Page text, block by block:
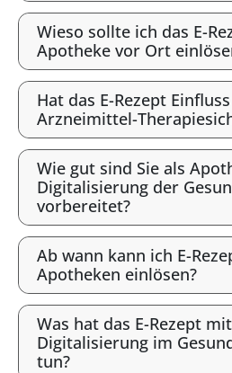
Wieso sollte ich das E-
Apotheke vor Ort
Hat das E-Rezept
Arzneimittel-
Wie gut sind Sie als
Digitalisierung der
vorbereitet?
Ab wann kann ich E-
Apotheken einlösen?
Was hat das E-Rezept
Digitalisierung im
tun?